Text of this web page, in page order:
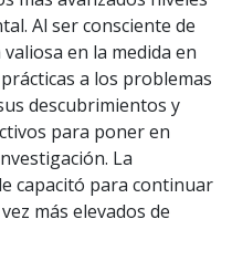
Al ser consciente de
en la medida en
a los problemas
descubrimientos y
para poner en
La
capacitó para continuar
más elevados de